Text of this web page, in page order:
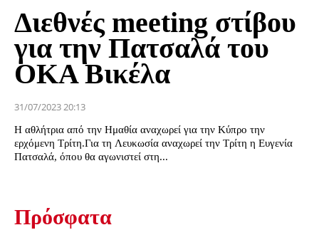
Διεθνές meeting στίβου
για την Πατσαλά του
ΟΚΑ Βικέλα
31/07/2023 20:13
Η αθλήτρια από την Ημαθία αναχωρεί για την Κύπρο την
ερχόμενη Τρίτη.Για τη Λευκωσία αναχωρεί την Τρίτη η Ευγενία
Πατσαλά, όπου θα αγωνιστεί στη...
Πρόσφατα